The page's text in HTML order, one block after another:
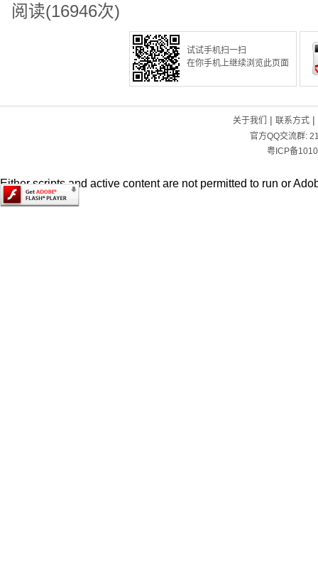
阅读(16946次)
试试手机扫一扫
在你手机上继续浏览此页面
关于我们 | 联系方式|
官方QQ交流群:
粤ICP备
Either scripts and active content are not permitted to run or